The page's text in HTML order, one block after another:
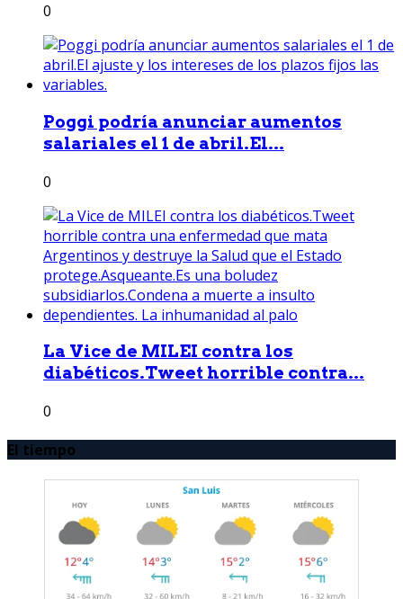
0
Poggi podría anunciar aumentos
salariales el 1 de abril.El...
0
La Vice de MILEI contra los
diabéticos.Tweet horrible contra...
0
El tiempo